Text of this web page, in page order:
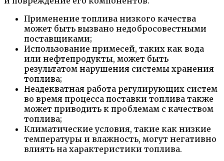
Применение топлива низкого качества
может быть вызвано недобросовестными
поставщиками;
Использование примесей, таких как вода
или нефтепродукты, может быть
результатом нарушения системы хранения
топлива;
Неадекватная работа регулирующих систем
во время процесса поставки топлива также
может приводить к проблемам с качеством
топлива;
Климатические условия, такие как низкие
температуры и влажность, могут негативно
влиять на характеристики топлива.